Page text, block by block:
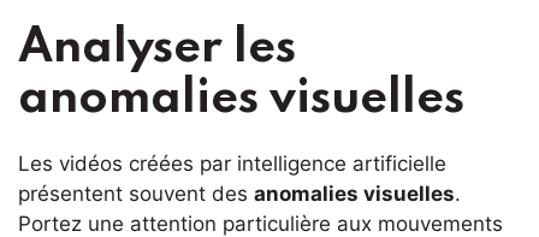
Analyser les
anomalies visuelles
Les vidéos créées par intelligence artificielle
présentent souvent des anomalies visuelles.
Portez une attention particulière aux mouvements